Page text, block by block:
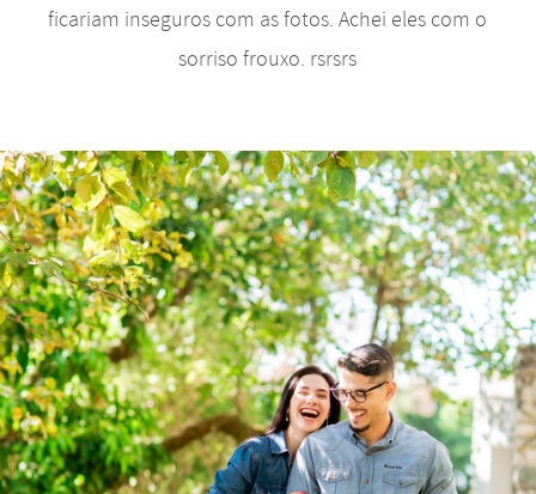
ficariam inseguros com as fotos. Achei eles com o
sorriso frouxo. rsrsrs